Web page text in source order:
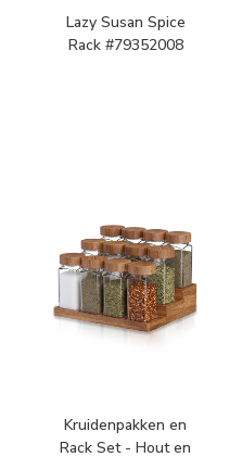
Lazy Susan Spice
Rack #79352008
Kruidenpakken en
Rack Set - Hout en